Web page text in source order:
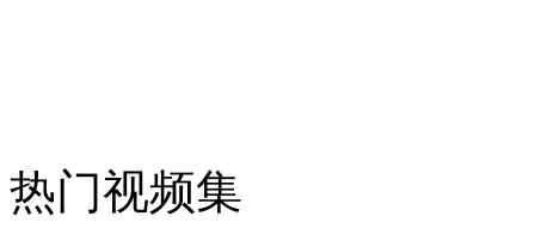
纽约上演“枕头大战”
热门视频集